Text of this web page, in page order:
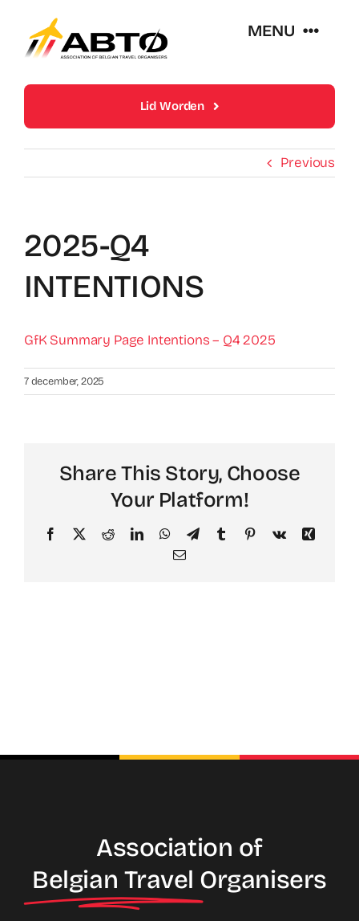
content
MENU
Over Abto
Op Reis Zonder Zorgen
Trends En Evoluties Van De Reissector
ABC Van De Toeristische Terminologie
Lid Worden
Previous
2025-Q4
INTENTIONS
GfK Summary Page Intentions – Q4 2025
7 december, 2025
Share This Story, Choose
Your Platform!
Facebook
X RedditLinkedInWhatsApp
TelegramTumblr PinterestVk
Xing
Email
Association of
Belgian Travel Organisers